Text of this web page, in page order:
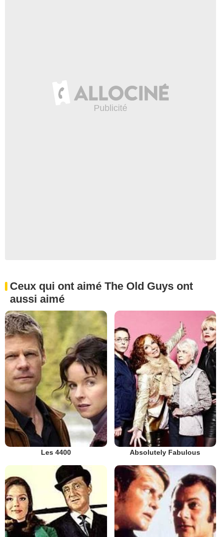
Ceux qui ont aimé The Old Guys ont
aussi aimé
Les 4400 Absolutely Fabulous